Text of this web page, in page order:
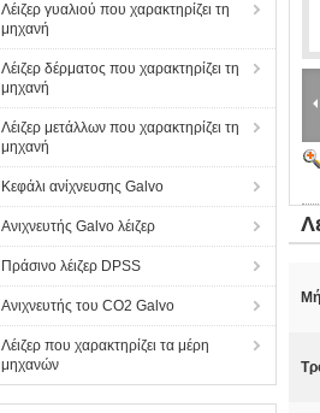
Λέιζερ γυαλιού που χαρακτηρίζει τη
μηχανή
Λέιζερ δέρματος που χαρακτηρίζει τη
μηχανή
Λέιζερ μετάλλων που χαρακτηρίζει τη
μηχανή
Κεφάλι ανίχνευσης Galvo
Ανιχνευτής Galvo λέιζερ
Πράσινο λέιζερ DPSS
Ανιχνευτής του CO2 Galvo
Λέιζερ που χαρακτηρίζει τα μέρη
μηχανών